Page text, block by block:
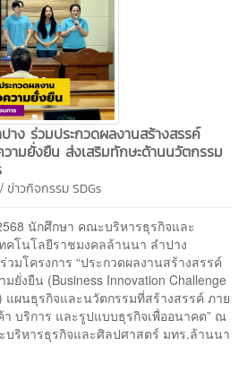
ง ร่วมประกวดผลงานสร้างสรรค์
ามยั่งยืน ส่งเสริมทักษะด้านนวัตกรรม
/ ข่าวกิจกรรมSDGs
นักศึกษา คณะบริหารธุรกิจและ
คโนโลยีราชมงคลล้านนา ลำปาง
มโครงการ “ประกวดผลงานสร้างสรรค์
ยั่งยืน (Business Innovation Challenge
แผนธุรกิจและนวัตกรรมที่สร้างสรรค์ ภาย
บริการ และรูปแบบธุรกิจเพื่ออนาคต” ณ
ริหารธุรกิจและศิลปศาสตร์ มทร.ล้านนา